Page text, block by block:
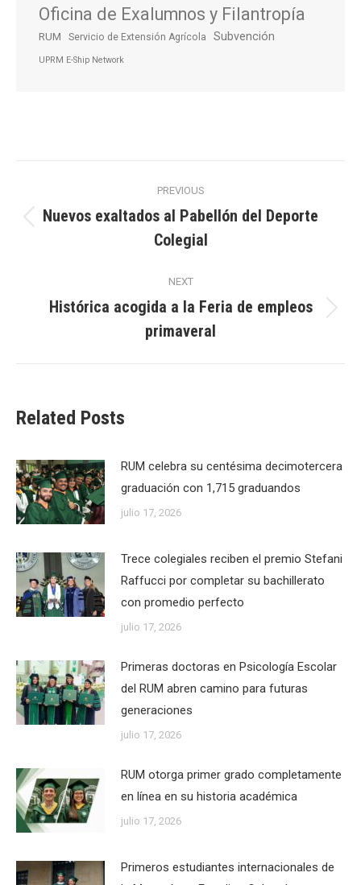
Oficina de Exalumnos y Filantropía
RUM Servicio de Extensión Agrícola Subvención
UPRM E-Ship Network
navigation
PREVIOUS
Previous
post:
Nuevos exaltados al Pabellón del Deporte
Colegial
NEXT
Next
post:
Histórica acogida a la Feria de empleos
primaveral
Related Posts
RUM celebra su centésima decimotercera
graduación con 1,715 graduandos
julio 17, 2026
Trece colegiales reciben el premio Stefani
Raffucci por completar su bachillerato
con promedio perfecto
julio 17, 2026
Primeras doctoras en Psicología Escolar
del RUM abren camino para futuras
generaciones
julio 17, 2026
RUM otorga primer grado completamente
en línea en su historia académica
julio 17, 2026
Primeros estudiantes internacionales de